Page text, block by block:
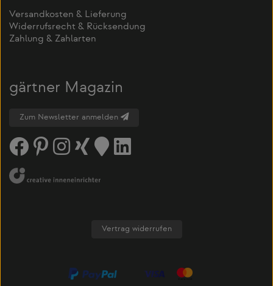
Versandkosten & Lieferung
Widerrufsrecht & Rücksendung
Zahlung & Zahlarten
gärtner Magazin
Zum Newsletter anmelden
Vertrag widerrufen